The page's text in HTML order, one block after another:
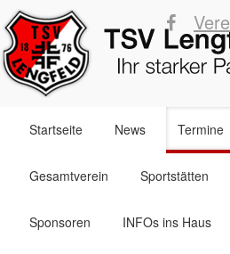
überspringen
Startseite News Termine
Gesamtverein Sportstätten
Sponsoren INFOs ins Haus